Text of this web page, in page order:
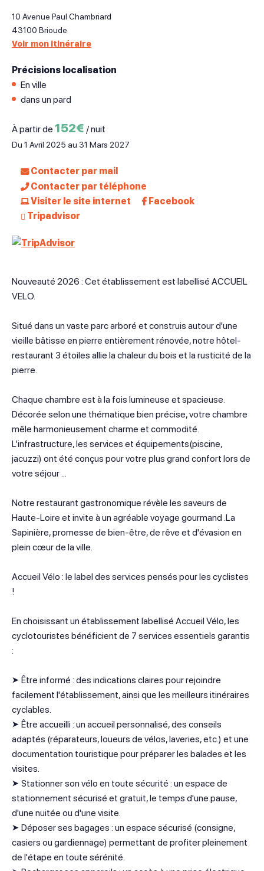
10 Avenue Paul Chambriard
43100 Brioude
Voir mon itinéraire
Précisions localisation
En ville
dans un pard
À partir de 152€ / nuit
Du 1 Avril 2025 au 31 Mars 2027
Contacter par mail
Contacter par téléphone
Visiter le site internet
Facebook
Tripadvisor
Nouveauté 2026 : Cet établissement est labellisé ACCUEIL
VELO.
Situé dans un vaste parc arboré et construis autour d'une
vieille bâtisse en pierre entièrement rénovée, notre hôtel-
restaurant 3 étoiles allie la chaleur du bois et la rusticité de la
pierre.
Chaque chambre est à la fois lumineuse et spacieuse.
Décorée selon une thématique bien précise, votre chambre
mêle harmonieusement charme et commodité.
L’infrastructure, les services et équipements(piscine,
jacuzzi) ont été conçus pour votre plus grand confort lors de
votre séjour …
Notre restaurant gastronomique révèle les saveurs de
Haute-Loire et invite à un agréable voyage gourmand .La
Sapinière, promesse de bien-être, de rêve et d'évasion en
plein cœur de la ville.
Accueil Vélo : le label des services pensés pour les cyclistes
!
En choisissant un établissement labellisé Accueil Vélo, les
cyclotouristes bénéficient de 7 services essentiels garantis
:
➤ Être informé : des indications claires pour rejoindre
facilement l'établissement, ainsi que les meilleurs itinéraires
cyclables.
➤ Être accueilli : un accueil personnalisé, des conseils
adaptés (réparateurs, loueurs de vélos, laveries, etc.) et une
documentation touristique pour préparer les balades et les
visites.
➤ Stationner son vélo en toute sécurité : un espace de
stationnement sécurisé et gratuit, le temps d'une pause,
d'une nuitée ou d'une visite.
➤ Déposer ses bagages : un espace sécurisé (consigne,
casiers ou gardiennage) permettant de profiter pleinement
de l'étape en toute sérénité.